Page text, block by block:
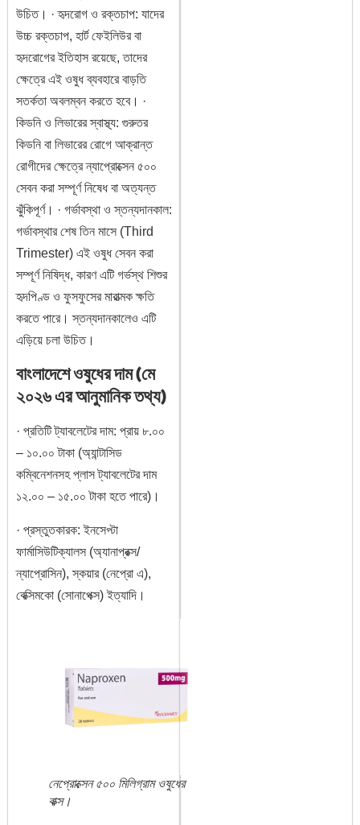
উচিত। · হৃদরোগ ও রক্তচাপ: যাদের
উচ্চ রক্তচাপ, হার্ট ফেইলিউর বা
হৃদরোগের ইতিহাস রয়েছে, তাদের
ক্ষেত্রে এই ওষুধ ব্যবহারে বাড়তি
সতর্কতা অবলম্বন করতে হবে। ·
কিডনি ও লিভারের স্বাস্থ্য: গুরুতর
কিডনি বা লিভারের রোগে আক্রান্ত
রোগীদের ক্ষেত্রে ন্যাপ্রোক্সেন ৫০০
সেবন করা সম্পূর্ণ নিষেধ বা অত্যন্ত
ঝুঁকিপূর্ণ। · গর্ভাবস্থা ও স্তন্যদানকাল:
গর্ভাবস্থার শেষ তিন মাসে (Third
Trimester) এই ওষুধ সেবন করা
সম্পূর্ণ নিষিদ্ধ, কারণ এটি গর্ভস্থ শিশুর
হৃদপিণ্ড ও ফুসফুসের মারাত্মক ক্ষতি
করতে পারে। স্তন্যদানকালেও এটি
এড়িয়ে চলা উচিত।
বাংলাদেশে ওষুধের দাম (মে
২০২৬ এর আনুমানিক তথ্য)
· প্রতিটি ট্যাবলেটের দাম: প্রায় ৮.০০
– ১০.০০ টাকা (অ্যান্টাসিড
কম্বিনেশনসহ প্লাস ট্যাবলেটের দাম
১২.০০ – ১৫.০০ টাকা হতে পারে)।
· প্রস্তুতকারক: ইনসেপ্টা
ফার্মাসিউটিক্যালস (অ্যানাপ্রক্স/
ন্যাপ্রোসিন), স্কয়ার (নেপ্রো এ),
বেক্সিমকো (সোনাপেক্স) ইত্যাদি।
নেপ্রোক্সেন ৫০০ মিলিগ্রাম ওষুধের
বাক্স।